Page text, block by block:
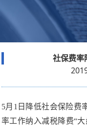
社保费率
5月1日降低社会保险费
率工作纳入减税降费“